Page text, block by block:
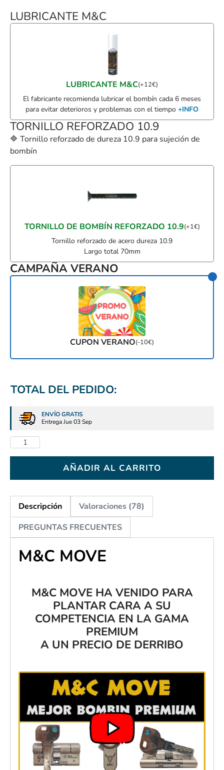
LUBRICANTE M&C
LUBRICANTE M&C(+12€)
El fabricante recomienda lubricar el bombín cada 6 meses
para evitar deterioros y problemas con el tiempo +INFO
TORNILLO REFORZADO 10.9
🔷 Tornillo reforzado de dureza 10.9 para sujeción de
bombín
TORNILLO DE BOMBÍN REFORZADO 10.9(+1€)
Tornillo reforzado de acero dureza 10.9
Largo total 70mm
CAMPAÑA VERANO
CUPON VERANO(-10€)
TOTAL DEL PEDIDO:
ENVÍO GRATIS
Entrega Jue 03 Sep
AÑADIR AL CARRITO
Descripción
Valoraciones (78)
PREGUNTAS FRECUENTES
M&C MOVE
M&C MOVE HA VENIDO PARA
PLANTAR CARA A SU
COMPETENCIA EN LA GAMA
PREMIUM
A UN PRECIO DE DERRIBO